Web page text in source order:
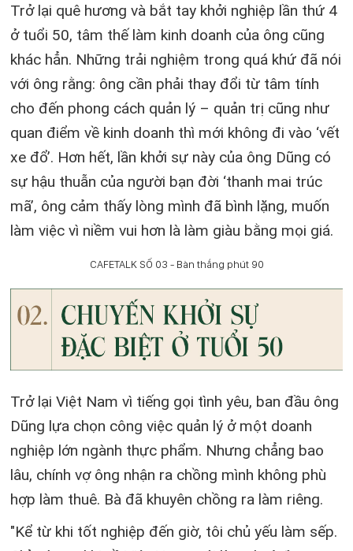
Trở lại quê hương và bắt tay khởi nghiệp lần thứ 4
ở tuổi 50, tâm thế làm kinh doanh của ông cũng
khác hẳn. Những trải nghiệm trong quá khứ đã nói
với ông rằng: ông cần phải thay đổi từ tâm tính
cho đến phong cách quản lý – quản trị cũng như
quan điểm về kinh doanh thì mới không đi vào ‘vết
xe đổ’. Hơn hết, lần khởi sự này của ông Dũng có
sự hậu thuẫn của người bạn đời ‘thanh mai trúc
mã’, ông cảm thấy lòng mình đã bình lặng, muốn
làm việc vì niềm vui hơn là làm giàu bằng mọi giá.
CAFETALK SỐ 03 - Bàn thắng phút 90
Trở lại Việt Nam vì tiếng gọi tình yêu, ban đầu ông
Dũng lựa chọn công việc quản lý ở một doanh
nghiệp lớn ngành thực phẩm. Nhưng chẳng bao
lâu, chính vợ ông nhận ra chồng mình không phù
hợp làm thuê. Bà đã khuyên chồng ra làm riêng.
"Kể từ khi tốt nghiệp đến giờ, tôi chủ yếu làm sếp.